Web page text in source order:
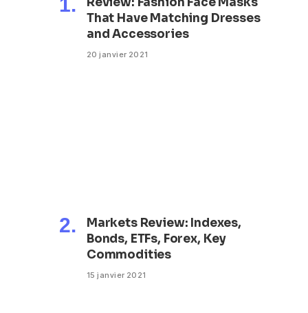
That Have Matching Dresses
and Accessories
20 janvier 2021
Markets Review: Indexes,
Bonds, ETFs, Forex, Key
Commodities
15 janvier 2021